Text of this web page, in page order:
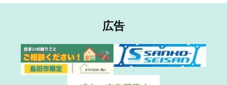
広告